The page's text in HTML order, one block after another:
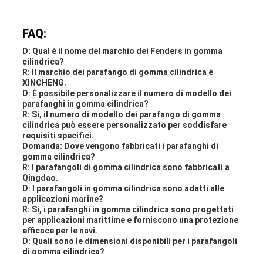
FAQ:
D: Qual è il nome del marchio dei Fenders in gomma
cilindrica?
R: Il marchio dei parafango di gomma cilindrica è
XINCHENG.
D: È possibile personalizzare il numero di modello dei
parafanghi in gomma cilindrica?
R: Sì, il numero di modello dei parafango di gomma
cilindrica può essere personalizzato per soddisfare
requisiti specifici.
Domanda: Dove vengono fabbricati i parafanghi di
gomma cilindrica?
R: I parafangoli di gomma cilindrica sono fabbricati a
Qingdao.
D: I parafangoli in gomma cilindrica sono adatti alle
applicazioni marine?
R: Sì, i parafanghi in gomma cilindrica sono progettati
per applicazioni marittime e forniscono una protezione
efficace per le navi.
D: Quali sono le dimensioni disponibili per i parafangoli
di gomma cilindrica?